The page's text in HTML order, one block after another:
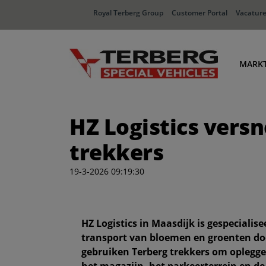
Royal Terberg Group Customer Portal
HZ Logistics
trekkers
19-3-2026 09:19:30
HZ Logistics in Maasdijk is
transport van bloemen en groenten
gebruiken Terberg trekkers om